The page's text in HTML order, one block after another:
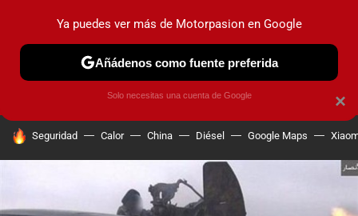
PRUEBAS COCHES ELÉCTRICOS OBSERVATORIO
HOY SE HABLA DE
Seguridad Calor China Diésel Google Maps
×
Ya puedes ver más de Motorpasion en Google
Añádenos como fuente preferida
Solo necesitas una cuenta de Google